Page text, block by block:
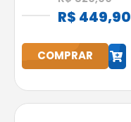
h
Bluetooth
R$ 449,90
COMPRAR